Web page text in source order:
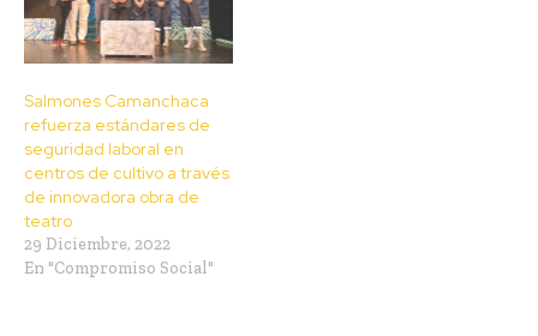
Salmones Camanchaca
refuerza estándares de
seguridad laboral en
centros de cultivo a través
de innovadora obra de
teatro
29 Diciembre, 2022
En "Compromiso Social"